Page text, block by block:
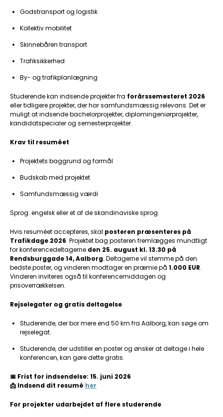
Godstransport og logistik
Kollektiv mobilitet
Skinnebåren transport
Trafiksikkerhed
By- og trafikplanlægning
Studerende kan indsende projekter fra forårssemesteret 2026
eller tidligere projekter, der har samfundsmæssig relevans. Det er
muligt at indsende bachelorprojekter, diplomingeniørprojekter,
kandidatspecialer og semesterprojekter.
Krav til resuméet
Projektets baggrund og formål
Budskab med projektet
Samfundsmæssig værdi
Sprog: engelsk eller et af de skandinaviske sprog.
Hvis resuméet accepteres, skal posteren præsenteres på
Trafikdage 2026. Projektet bag posteren fremlægges mundtligt
for konferencedeltagerne den 25. august kl. 13.30 på
Rendsburggade 14, Aalborg. Deltagerne vil stemme på den
bedste poster, og vinderen modtager en præmie på 1.000 EUR.
Vinderen inviteres også til konferencemiddagen og
prisoverrækkelsen.
Rejselegater og gratis deltagelse
Studerende, der bor mere end 50 km fra Aalborg, kan søge om
rejselegat.
Studerende, der udstiller en poster og ønsker at deltage i hele
konferencen, kan gøre dette gratis.
📅 Frist for indsendelse: 15. juni 2026
📩 Indsend dit resumé her
For projekter udarbejdet af flere studerende